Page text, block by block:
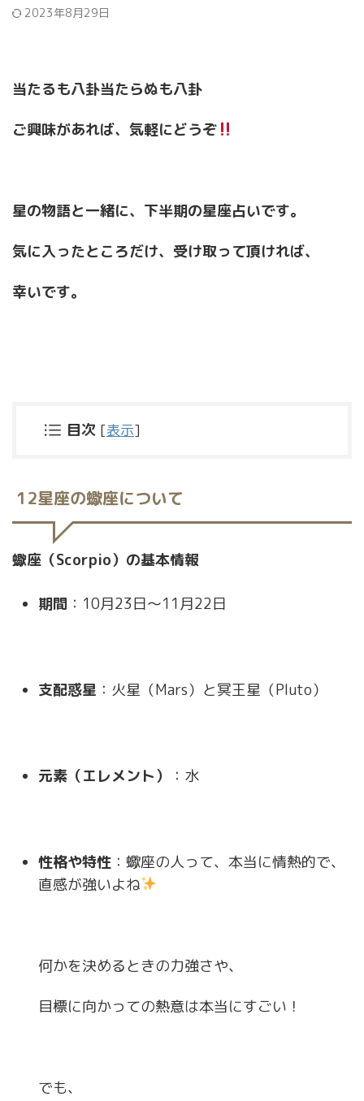
2023年8月29日
当たるも八卦当たらぬも八卦
ご興味があれば、気軽にどうぞ
星の物語と一緒に、下半期の星座占いです。
気に入ったところだけ、受け取って頂ければ、
幸いです。
目次 [表示]
12星座の蠍座について
蠍座（Scorpio）の基本情報
期間 ：10月23日～11月22日
支配惑星 ：火星（Mars）と冥王星（Pluto）
元素（エレメント） ：水
性格や特性 ：蠍座の人って、本当に情熱的で、
直感が強いよね
何かを決めるときの力強さや、
目標に向かっての熱意は本当にすごい！
でも、